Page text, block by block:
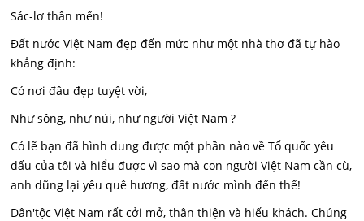
Sác-lơ thân mến!
Đất nước Việt Nam đẹp đến mức như một nhà thơ đã tự hào
khẳng định:
Có nơi đâu đẹp tuyệt vời,
Như sông, như núi, như người Việt Nam ?
Có lẽ bạn đã hình dung được một phần nào về Tổ quốc yêu
dấu của tôi và hiểu được vì sao mà con người Việt Nam cần cù,
anh dũng lại yêu quê hương, đất nước mình đến thế!
Dân'tộc Việt Nam rất cởi mở, thân thiện và hiếu khách. Chúng